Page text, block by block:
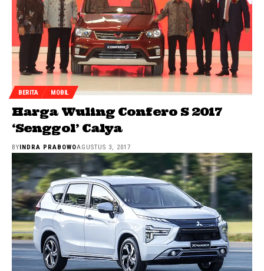
BERITA MOBIL
Harga Wuling Confero S 2017
‘Senggol’ Calya
BYINDRA PRABOWOAGUSTUS 3, 2017